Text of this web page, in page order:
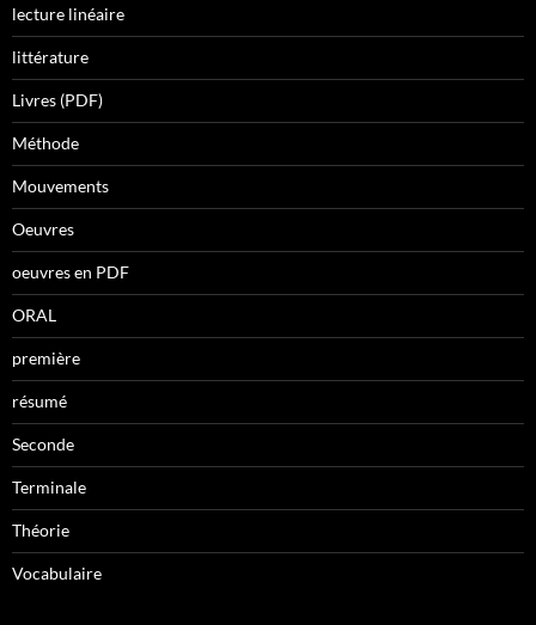
lecture linéaire
littérature
Livres (PDF)
Méthode
Mouvements
Oeuvres
oeuvres en PDF
ORAL
première
résumé
Seconde
Terminale
Théorie
Vocabulaire